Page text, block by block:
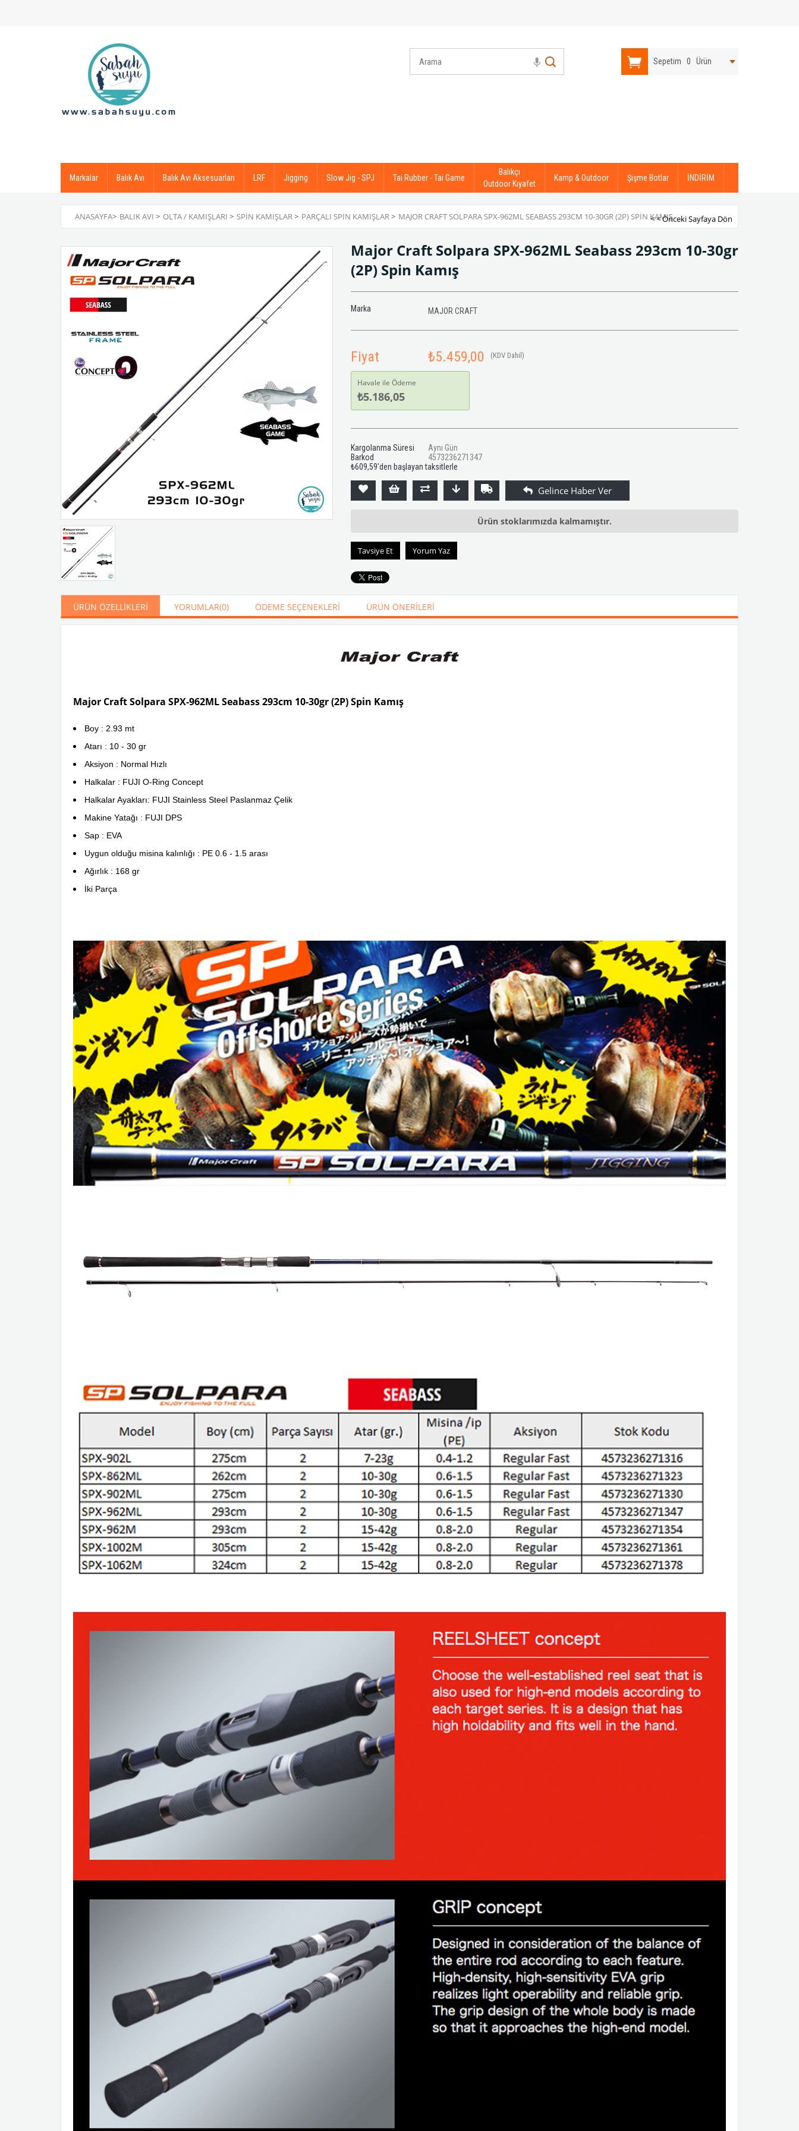
Sepetim 0 Ürün
Markalar Balık Avı Balık Avı Aksesuarları LRF Jigging Slow Jig - SPJ Tai Rubber - Tai Game
Balıkçı
Outdoor Kıyafet
Kamp & Outdoor Şişme Botlar İNDİRİM
ANASAYFA> BALIK AVI > OLTA / KAMIŞLARI > SPIN KAMIŞLAR> PARÇALI SPIN KAMIŞLAR> MAJOR CRAFT SOLPARA SPX-962ML SEABASS 293CM 10-30GR (2P) SPIN KAMIŞ< < Önceki Sayfaya Dön
Major Craft Solpara SPX-962ML Seabass 293cm 10-30gr
(2P) Spin Kamış
Marka MAJOR CRAFT
Fiyat ₺5.459,00 (KDV Dahil)
Havale ile Ödeme
₺5.186,05
Kargolanma Süresi
Aynı Gün
Barkod
4573236271347
₺609,59'den başlayan taksitlerle
Ürün stoklarımızda kalmamıştır.
Tavsiye Et Yorum Yaz
ÜRÜN ÖZELLIKLERI YORUMLAR(0) ÖDEME SEÇENEKLERI ÜRÜN ÖNERILERI
Major Craft Solpara SPX-962ML Seabass 293cm 10-30gr (2P) Spin Kamış
Boy : 2.93 mt
Atarı : 10 - 30 gr
Aksiyon : Normal Hızlı
Halkalar : FUJI O-Ring Concept
Halkalar Ayakları: FUJI Stainless Steel Paslanmaz Çelik
Makine Yatağı : FUJI DPS
Sap : EVA
Uygun olduğu misina kalınlığı : PE 0.6 - 1.5 arası
Ağırlık : 168 gr
İki Parça